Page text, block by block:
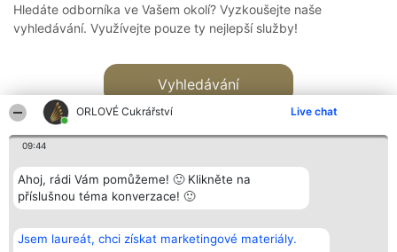
ORLOVÉ Cukrářství Live chat
09:44
Ahoj, rádi Vám pomůžeme! 🙂 Klikněte na
příslušnou téma konverzace! 🙂
Jsem laureát, chci získat marketingové materiály.
Hledáte odborníka ve Vašem okolí? Vyzkoušejte naše
vyhledávání. Využívejte pouze ty nejlepší služby!
Vyhledávání
Bright Side Solutions sp. z o.
o. sp. k.
Vítězové
Seznam všech
Kontakt